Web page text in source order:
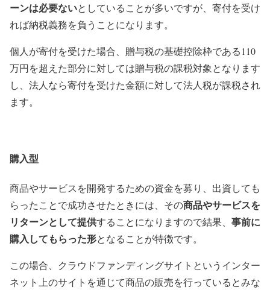
ーンは必要ないとしていることが多いですが、寄付を受け
れば納税義務を負うことになります。
個人が寄付を受けた場合、贈与税の基礎控除枠である110
万円を超えた部分に対しては贈与税の課税対象となります
し、法人なら寄付を受けた金額に対して法人税が課税され
ます。
購入型
商品やサービスを開発するための資金を募り、出資しても
らったことで成功させたときには、その商品やサービスを
リターンとして提供することになりますので結果、 事前に
購入してもらった形となることが特徴です。
この場合、クラウドファンディングサイトというインター
ネット上のサイトを通じて商品の販売を行っているとみな